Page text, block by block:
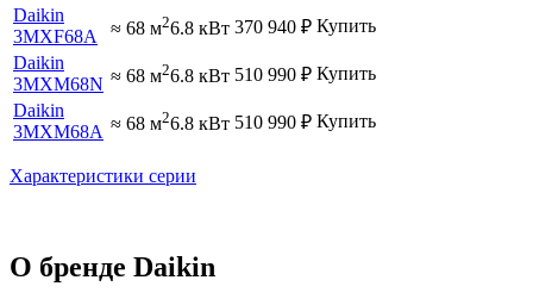
Daikin
3MXF68A
≈ 68 м26.8 кВт 370 940 ₽ Купить
Daikin
3MXM68N ≈ 68 м26.8 кВт 510 990 ₽ Купить
Daikin
3MXM68A ≈ 68 м26.8 кВт 510 990 ₽ Купить
Характеристики серии
О бренде Daikin